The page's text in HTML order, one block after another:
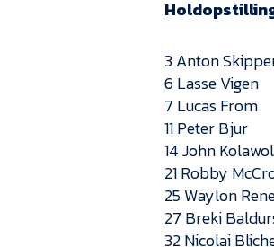
3 Anton
6 Lasse Vigen
7 Lucas From
11 Peter Bjur
14 John
21 Robby
25 Waylon
27 Breki
32 Nicolai